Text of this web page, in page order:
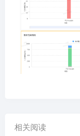
相关阅读